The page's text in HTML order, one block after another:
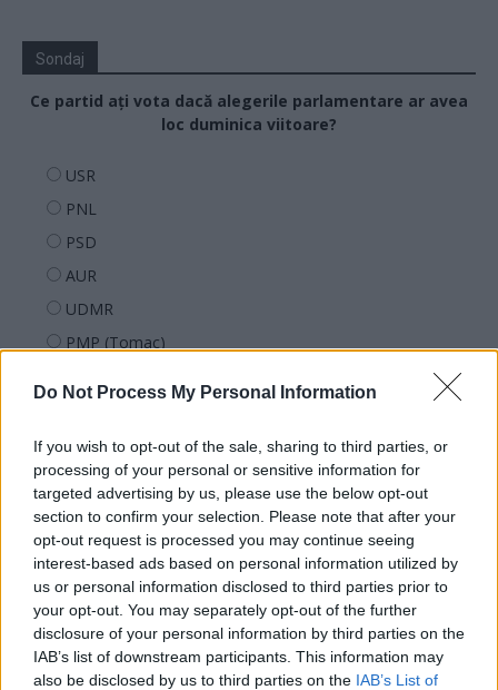
Do Not Process My Personal Information
If you wish to opt-out of the sale, sharing to third parties, or
processing of your personal or sensitive information for
targeted advertising by us, please use the below opt-out
section to confirm your selection. Please note that after your
opt-out request is processed you may continue seeing
interest-based ads based on personal information utilized by
us or personal information disclosed to third parties prior to
your opt-out. You may separately opt-out of the further
disclosure of your personal information by third parties on the
IAB’s list of downstream participants. This information may
also be disclosed by us to third parties on the IAB’s List of
Sondaj
Ce partid ați vota dacă alegerile parlamentare ar avea
loc duminica viitoare?
USR
PNL
PSD
AUR
UDMR
PMP (Tomac)
REPER
SENS
SOS (Șoșoacă)
POT (Gavrilă)
PACE (Peia)
Acțiunea Conservatoare (Târziu)
PDF (Lazarus)
PUSL (D. Voiculescu)